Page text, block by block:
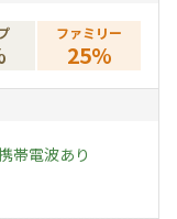
テムに頼らない
。
ファミリー
25%
帯電波あり